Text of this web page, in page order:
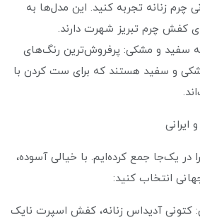
چرم زنانه تجربه کنید. این مدل‌ها به
کفش چرم تبریز شهرت دارند.
سفید و مشکی: پرفروش‌ترین رنگ‌های
مشکی و سفید هستند که برای ست کردن با
در یک‌جا جمع کرده‌ایم. با خیالی آسوده،
انتخاب کنید:
کتونی آدیداس زنانه، کفش اسپرت نایک